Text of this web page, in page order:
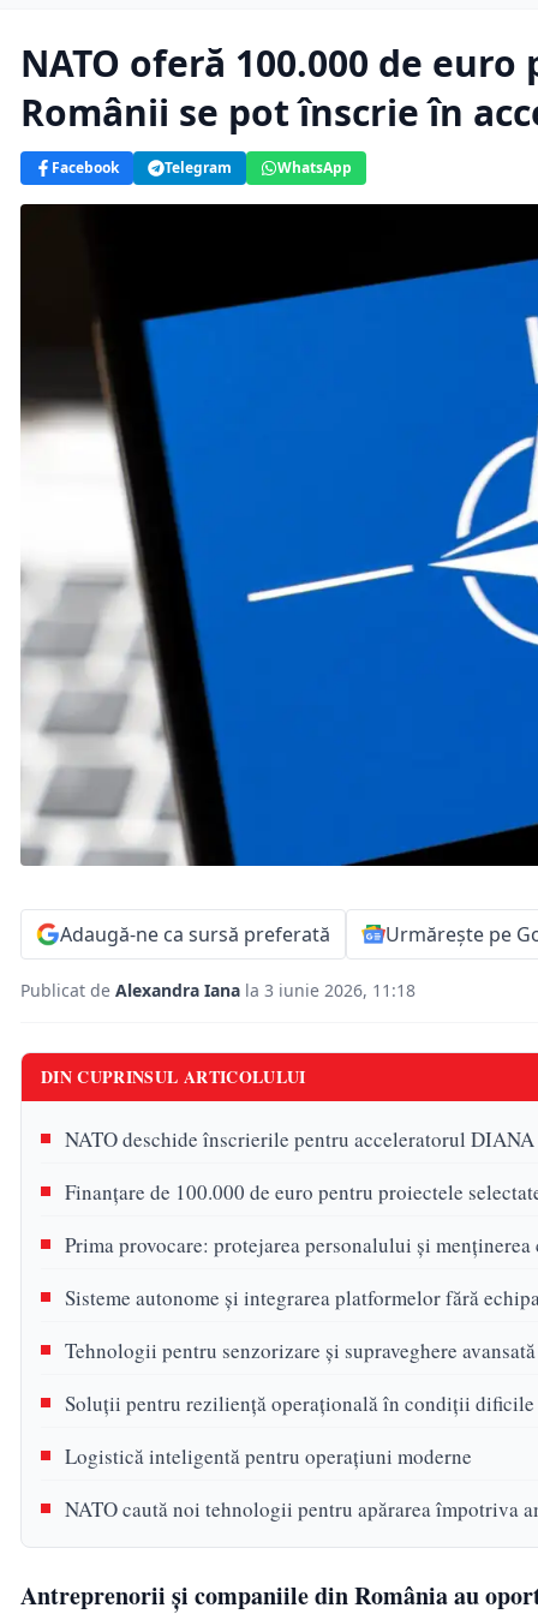
NATO oferă 100.000 de
Românii se pot înscrie în
Facebook Telegram WhatsApp
Adaugă-ne ca sursă preferată Urmărește pe
Publicat de Alexandra Iana la 3 iunie 2026, 11:18
DIN CUPRINSUL ARTICOLULUI
NATO deschide înscrierile pentru acceleratorul
Finanțare de 100.000 de euro pentru proiectele
Prima provocare: protejarea personalului și
Sisteme autonome și integrarea platformelor fără
Tehnologii pentru senzorizare și supraveghere avansată
Soluții pentru reziliență operațională în condiții dificile
Logistică inteligentă pentru operațiuni moderne
NATO caută noi tehnologii pentru apărarea împotriva
Antreprenorii și companiile din România au